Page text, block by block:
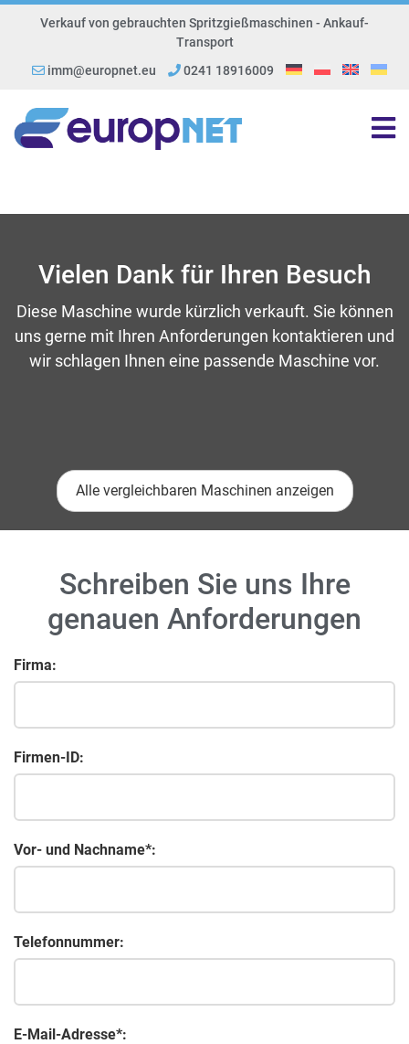
Verkauf von gebrauchten Spritzgießmaschinen - Ankauf-
Transport
imm@europnet.eu
0241 18916009
Vielen Dank für Ihren Besuch
Diese Maschine wurde kürzlich verkauft. Sie können
uns gerne mit Ihren Anforderungen kontaktieren und
wir schlagen Ihnen eine passende Maschine vor.
Alle vergleichbaren Maschinen anzeigen
Schreiben Sie uns Ihre
genauen Anforderungen
Firma:
Firmen-ID:
Vor- und Nachname*:
Telefonnummer:
E-Mail-Adresse*: